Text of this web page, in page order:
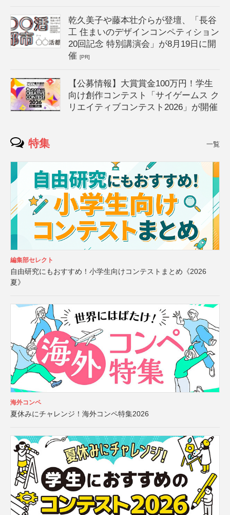
乾久美子や藤本壮介らが登壇、「長谷
工 住まいのデザインコンペティション
20回記念 特別講演会」が8月19日に開
催[PR]
【公募情報】大賞賞金100万円！学生
向け創作コンテスト「サイゲームス ク
リエイティブコンテスト2026」が開催
特集 一覧
編集部セレクト
自由研究にもおすすめ！小学生向けコンテストまとめ《2026
夏》
海外コンペ
夏休みにチャレンジ！海外コンペ特集2026